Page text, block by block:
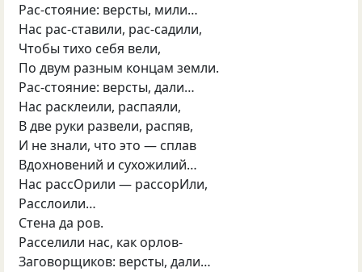
Рас-стояние: версты, мили…
Нас рас-ставили, рас-садили,
Чтобы тихо себя вели,
По двум разным концам земли.
Рас-стояние: версты, дали…
Нас расклеили, распаяли,
В две руки развели, распяв,
И не знали, что это — сплав
Вдохновений и сухожилий…
Нас рассОрили — рассорИли,
Расслоили…
Стена да ров.
Расселили нас, как орлов-
Заговорщиков: версты, дали…